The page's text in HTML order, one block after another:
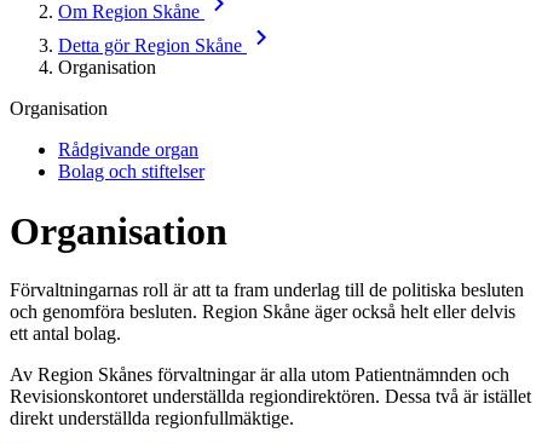
Om Region Skåne
Detta gör Region Skåne
Organisation
Organisation
Rådgivande organ
Bolag och stiftelser
Organisation
Förvaltningarnas roll är att ta fram underlag till de politiska besluten
och genomföra besluten. Region Skåne äger också helt eller delvis
ett antal bolag.
Av Region Skånes förvaltningar är alla utom Patientnämnden och
Revisionskontoret underställda regiondirektören. Dessa två är istället
direkt underställda regionfullmäktige.